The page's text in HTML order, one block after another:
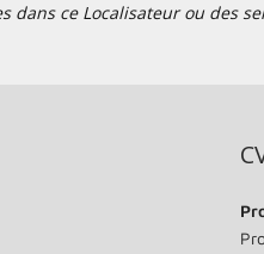
dans ce Localisateur ou des